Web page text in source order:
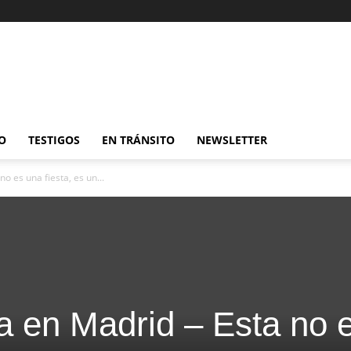
TESTIGOS EN TRÁNSITO NEWSLETTER
es una fiesta, es un...
en Madrid – Esta no